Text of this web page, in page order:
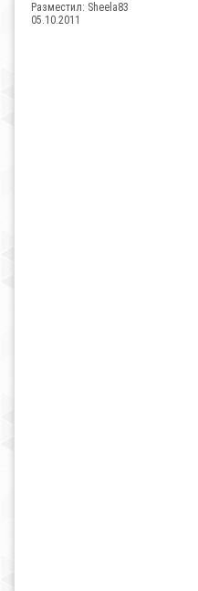
Разместил: Sheela83
05.10.2011